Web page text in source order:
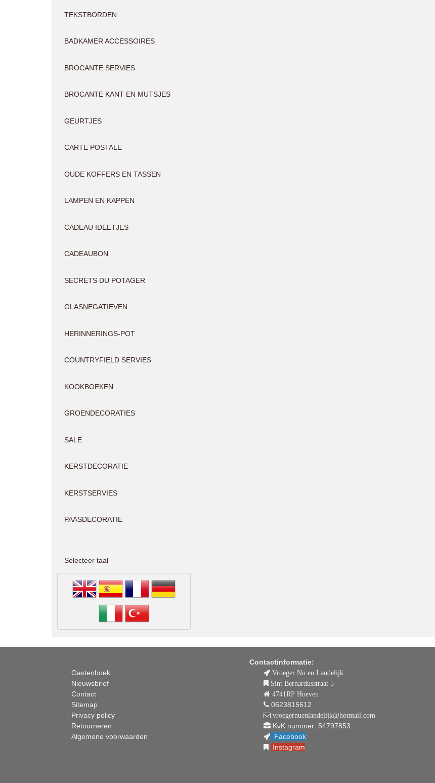
TEKSTBORDEN
BADKAMER ACCESSOIRES
BROCANTE SERVIES
BROCANTE KANT EN MUTSJES
GEURTJES
CARTE POSTALE
OUDE KOFFERS EN TASSEN
LAMPEN EN KAPPEN
CADEAU IDEETJES
CADEAUBON
SECRETS DU POTAGER
GLASNEGATIEVEN
HERINNERINGS-POT
COUNTRYFIELD SERVIES
KOOKBOEKEN
GROENDECORATIES
SALE
KERSTDECORATIE
KERSTSERVIES
PAASDECORATIE
Selecteer taal
Gastenboek
Nieuwsbrief
Contact
Sitemap
Privacy policy
Retourneren
Algemene voorwaarden
Contactinformatie:
Vroeger Nu en Landelijk
Sint Bernardusstraat 5
4741RP Hoeven
0623815612
vroegernuenlandelijk@hotmail.com
KvK nummer: 54797853
Facebook
Instagram